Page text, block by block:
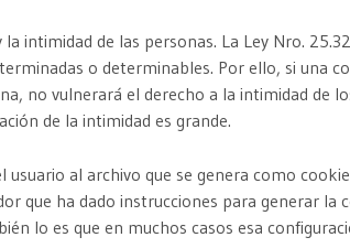
intimidad de las personas. La Ley Nro.
o determinables. Por ello, si una
no vulnerará el derecho a la intimidad de
de la intimidad es grande.
al archivo que se genera como
que ha dado instrucciones para generar la
lo es que en muchos casos esa